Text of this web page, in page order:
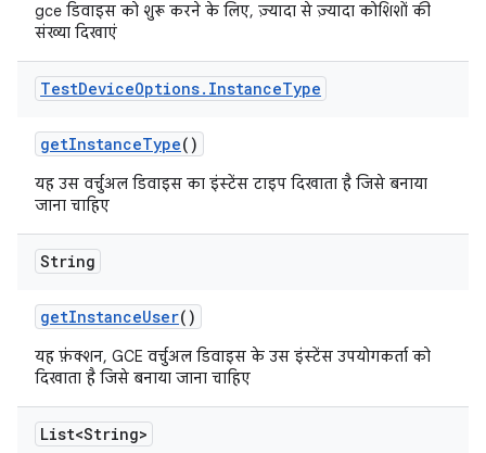
gce डिवाइस को शुरू करने के लिए, ज़्यादा से ज़्यादा कोशिशों की
संख्या दिखाएं
TestDeviceOptions. InstanceType
getInstanceType()
यह उस वर्चुअल डिवाइस का इंस्टेंस टाइप दिखाता है जिसे बनाया
जाना चाहिए
String
getInstanceUser()
यह फ़ंक्शन, GCE वर्चुअल डिवाइस के उस इंस्टेंस उपयोगकर्ता को
दिखाता है जिसे बनाया जाना चाहिए
List<String>